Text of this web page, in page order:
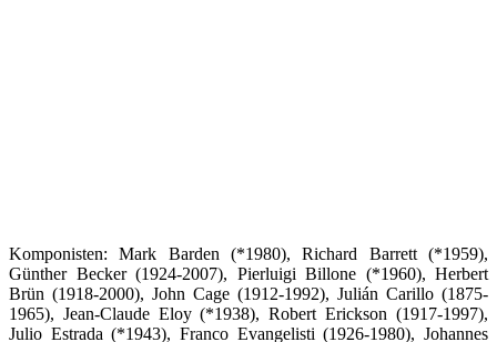
Komponisten: Mark Barden (*1980), Richard Barrett (*1959),
Günther Becker (1924-2007), Pierluigi Billone (*1960), Herbert
Brün (1918-2000), John Cage (1912-1992), Julián Carillo (1875-
1965), Jean-Claude Eloy (*1938), Robert Erickson (1917-1997),
Julio Estrada (*1943), Franco Evangelisti (1926-1980), Johannes